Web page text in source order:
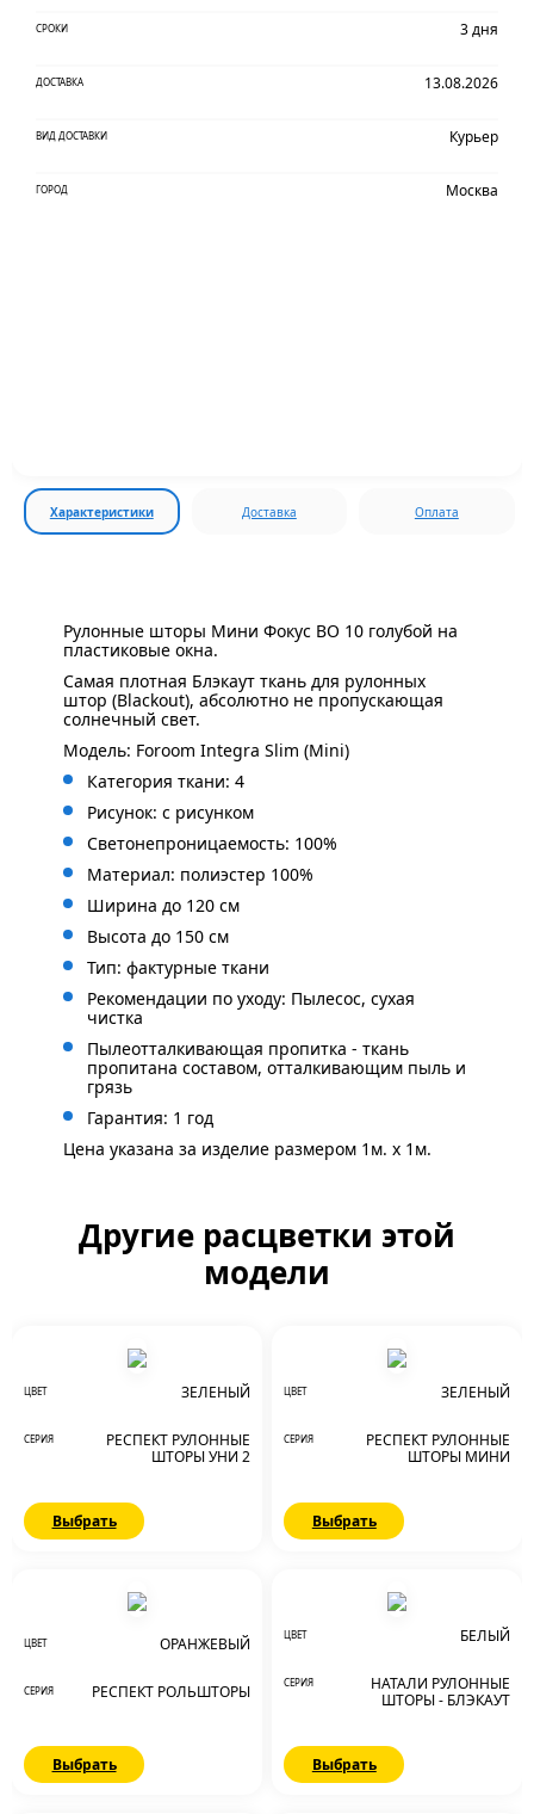
СРОКИ 3 дня
ДОСТАВКА 13.08.2026
ВИД ДОСТАВКИ Курьер
ГОРОД Москва
Характеристики Доставка Оплата
Рулонные шторы Мини Фокус BO 10 голубой на
пластиковые окна.
Самая плотная Блэкаут ткань для рулонных
штор (Blackout), абсолютно не пропускающая
солнечный свет.
Модель: Foroom Integra Slim (Mini)
Категория ткани: 4
Рисунок: с рисунком
Светонепроницаемость: 100%
Материал: полиэстер 100%
Ширина до 120 см
Высота до 150 см
Тип: фактурные ткани
Рекомендации по уходу: Пылесос, сухая
чистка
Пылеотталкивающая пропитка - ткань
пропитана составом, отталкивающим пыль и
грязь
Гарантия: 1 год
Цена указана за изделие размером 1м. x 1м.
Другие расцветки этой
модели
ЦВЕТ ЗЕЛЕНЫЙ
СЕРИЯ
РЕСПЕКТ РУЛОННЫЕ
ШТОРЫ УНИ 2
Выбрать
ЦВЕТ ЗЕЛЕНЫЙ
СЕРИЯ
РЕСПЕКТ РУЛОННЫЕ
ШТОРЫ МИНИ
Выбрать
ЦВЕТ ОРАНЖЕВЫЙ
СЕРИЯ РЕСПЕКТ РОЛЬШТОРЫ
Выбрать
ЦВЕТ БЕЛЫЙ
СЕРИЯ
НАТАЛИ РУЛОННЫЕ
ШТОРЫ - БЛЭКАУТ
Выбрать